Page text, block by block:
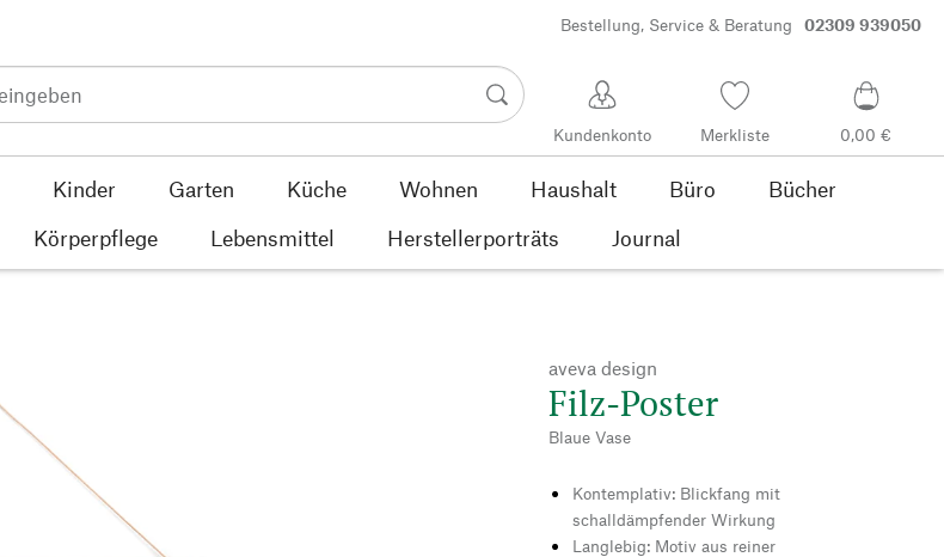
Bestellung, Service & Beratung 02309 939050
Kundenkonto Merkliste 0,00 €
Kinder Garten Küche Wohnen Haushalt Büro
Bücher
Körperpflege Lebensmittel Herstellerporträts Journal
aveva design
Filz-Poster
Blaue Vase
Kontemplativ: Blickfang mit
schalldämpfender Wirkung
Langlebig: Motiv aus reiner